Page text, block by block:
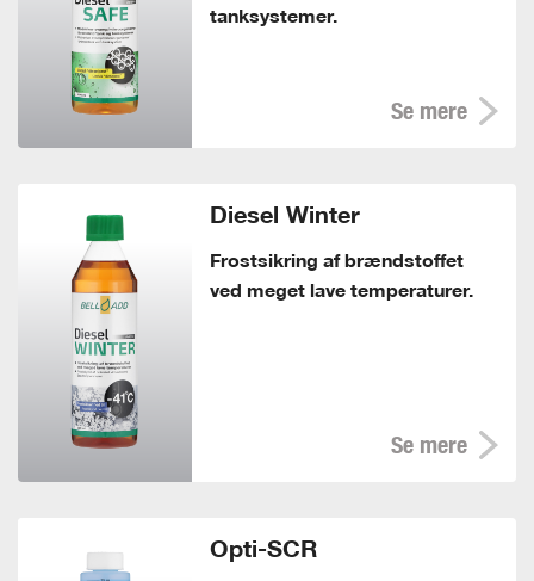
tanksystemer.
Se mere
Diesel Winter
Frostsikring af brændstoffet
ved meget lave temperaturer.
Se mere
Opti-SCR